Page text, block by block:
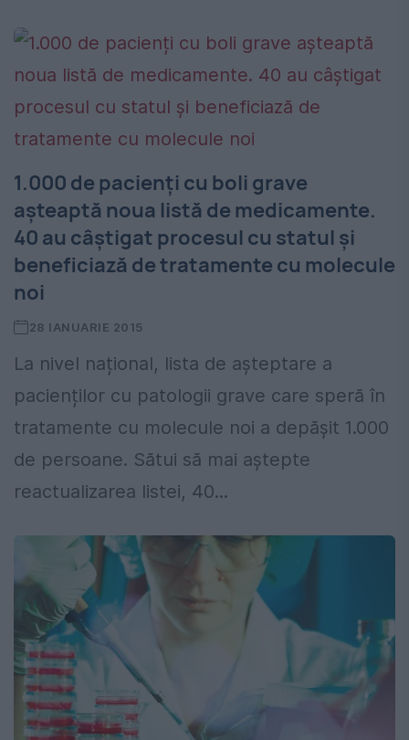
1.000 de pacienți cu boli grave
așteaptă noua listă de medicamente.
40 au câștigat procesul cu statul și
beneficiază de tratamente cu molecule
noi
28 IANUARIE 2015
La nivel național, lista de așteptare a
pacienților cu patologii grave care speră în
tratamente cu molecule noi a depășit 1.000
de persoane. Sătui să mai aștepte
reactualizarea listei, 40...